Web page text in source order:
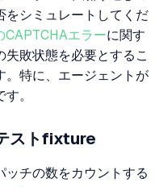
をシミュレートしてくだ
CAPTCHAエラーに関す
敗状態を必要とするこ
。特に、エージェントが
。
ストfixture
ッチの数をカウントする